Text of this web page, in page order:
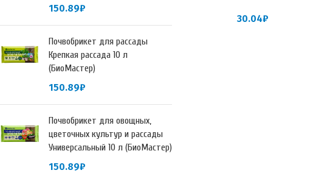
150.89₽
Почвобрикет для рассады
Крепкая рассада 10 л
(БиоМастер)
150.89₽
Почвобрикет для овощных,
цветочных культур и рассады
Универсальный 10 л (БиоМастер)
150.89₽
30.04₽